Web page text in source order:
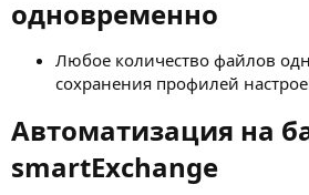
одновременно​
Любое количество файлов
сохранения профилей
Автоматизация на
smartExchange​